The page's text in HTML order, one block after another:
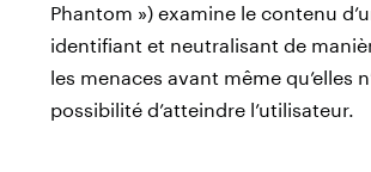
Phantom ») examine le contenu
identifiant et neutralisant de
les menaces avant même qu’elles
possibilité d’atteindre l’utilisateur.